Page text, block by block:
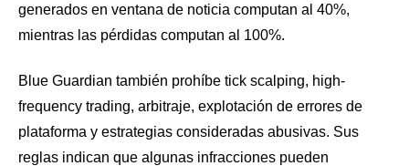
generados en ventana de noticia computan al 40%,
mientras las pérdidas computan al 100%.
Blue Guardian también prohíbe tick scalping, high-
frequency trading, arbitraje, explotación de errores de
plataforma y estrategias consideradas abusivas. Sus
reglas indican que algunas infracciones pueden